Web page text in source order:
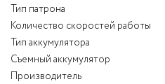
Тип патрона
Количество скоростей работы
Тип аккумулятора
Съемный аккумулятор
Производитель